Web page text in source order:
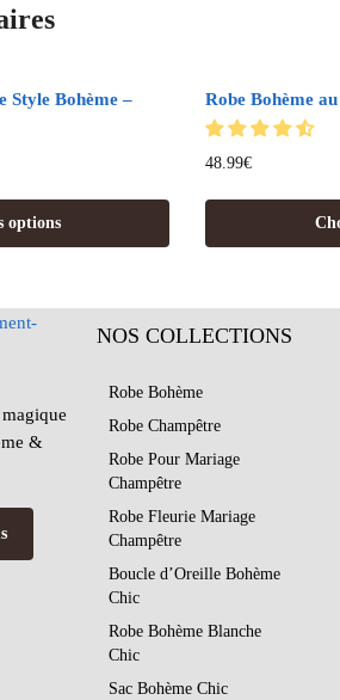
Style Bohème –
options
Robe Bohème
48.99€
&
NOS COLLECTIONS
Robe Bohème
Robe Champêtre
Robe Pour Mariage
Champêtre
Robe Fleurie Mariage
Champêtre
Boucle d’Oreille Bohème
Chic
Robe Bohème Blanche
Chic
Sac Bohème Chic